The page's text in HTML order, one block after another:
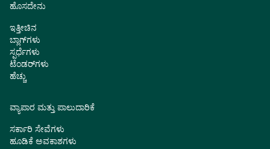
ಹೊಸದೇನು
ಇತ್ತೀಚಿನ
ಬ್ಲಾಗ್‌ಗಳು
ಸ್ಪರ್ಧೆಗಳು
ಟೆಂಡರ್‌ಗಳು
ಹೆಚ್ಚು
ವ್ಯಾಪಾರ ಮತ್ತು ಪಾಲುದಾರಿಕೆ
ಸರ್ಕಾರಿ ಸೇವೆಗಳು
ಹೂಡಿಕೆ ಅವಕಾಶಗಳು